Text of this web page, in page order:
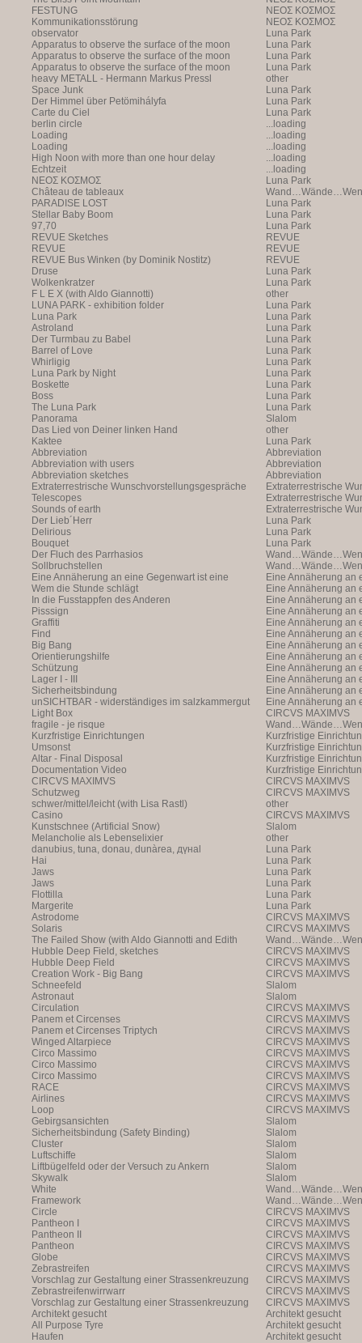
FESTUNG
NEOΣ KOΣMOΣ
Kommunikationsstörung
NEOΣ KOΣMOΣ
observator
Luna Park
Apparatus to observe the surface of the moon
Luna Park
Apparatus to observe the surface of the moon
Luna Park
Apparatus to observe the surface of the moon
Luna Park
heavy METALL - Hermann Markus Pressl
other
Space Junk
Luna Park
Der Himmel über Petömihályfa
Luna Park
Carte du Ciel
Luna Park
berlin circle
...loading
Loading
...loading
Loading
...loading
High Noon with more than one hour delay
...loading
Echtzeit
...loading
NEOΣ KOΣMOΣ
Luna Park
Château de tableaux
PARADISE LOST
Luna Park
Stellar Baby Boom
Luna Park
97,70
Luna Park
REVUE Sketches
REVUE
REVUE
REVUE
REVUE Bus Winken (by Dominik Nostitz)
REVUE
Druse
Luna Park
Wolkenkratzer
Luna Park
F L E X (with Aldo Giannotti)
other
LUNA PARK - exhibition folder
Luna Park
Luna Park
Luna Park
Astroland
Luna Park
Der Turmbau zu Babel
Luna Park
Barrel of Love
Luna Park
Whirligig
Luna Park
Luna Park by Night
Luna Park
Boskette
Luna Park
Boss
Luna Park
The Luna Park
Luna Park
Panorama
Slalom
Das Lied von Deiner linken Hand
other
Kaktee
Luna Park
Abbreviation
Abbreviation
Abbreviation with users
Abbreviation
Abbreviation sketches
Abbreviation
Extraterrestrische Wunschvorstellungsgespräche
Extraterrestrische
(with Markus Hofer)
Telescopes
Extraterrestrische
(with Markus Hofer)
Sounds of earth
Extraterrestrische
(with Markus Hofer)
Der Lieb´Herr
Luna Park
Delirious
Luna Park
Bouquet
Luna Park
Der Fluch des Parrhasios
Sollbruchstellen
Eine Annäherung an eine Gegenwart ist eine
Annäherung an eine Ann
Eine Annäherung an
Annäherung an eine
Vergangenheit ist
Wem die Stunde schlägt
Eine Annäherung an
Annäherung an eine
Vergangenheit ist
In die Fusstappfen des Anderen
Eine Annäherung an
Annäherung
Pisssign
Eine Annäherung an
Annäherung an eine
Vergangenheit ist
Graffiti
Eine Annäherung an
Annäherung an eine
Vergangenheit ist
Find
Eine Annäherung an
Annäherung an eine
Vergangenheit ist
Big Bang
Eine Annäherung an
Annäherung an eine
Vergangenheit ist
Orientierungshilfe
Eine Annäherung an
Annäherung an eine
Vergangenheit ist
Schützung
Eine Annäherung an
Annäherung an eine
Vergangenheit ist
Lager I - III
Eine Annäherung an
Annäherung an eine
Vergangenheit ist
Sicherheitsbindung
Eine Annäherung an
Annäherung an eine
Vergangenheit ist
unSICHTBAR - widerständiges im salzkammergut
Eine Annäherung an
Annäherung
Light Box
CIRCVS MAXIMVS
fragile - je risque
Kurzfristige Einrichtungen
Kurzfristige
Umsonst
Kurzfristige
Altar - Final Disposal
Kurzfristige
Documentation Video
Kurzfristige
CIRCVS MAXIMVS
CIRCVS MAXIMVS
Schutzweg
CIRCVS MAXIMVS
schwer/mittel/leicht (with Lisa Rastl)
other
Casino
CIRCVS MAXIMVS
Kunstschnee (Artificial Snow)
Slalom
Melancholie als Lebenselixier
other
danubius, tuna, donau, dunàrea, дүнаl
Luna Park
Hai
Luna Park
Jaws
Luna Park
Jaws
Luna Park
Flottilla
Luna Park
Margerite
Luna Park
Astrodome
CIRCVS MAXIMVS
Solaris
CIRCVS MAXIMVS
The Failed Show (with Aldo Giannotti and Edith
Payer)
Hubble Deep Field, sketches
CIRCVS MAXIMVS
Hubble Deep Field
CIRCVS MAXIMVS
Creation Work - Big Bang
CIRCVS MAXIMVS
Schneefeld
Slalom
Astronaut
Slalom
Circulation
CIRCVS MAXIMVS
Panem et Circenses
CIRCVS MAXIMVS
Panem et Circenses Triptych
CIRCVS MAXIMVS
Winged Altarpiece
CIRCVS MAXIMVS
Circo Massimo
CIRCVS MAXIMVS
Circo Massimo
CIRCVS MAXIMVS
Circo Massimo
CIRCVS MAXIMVS
RACE
CIRCVS MAXIMVS
Airlines
CIRCVS MAXIMVS
Loop
CIRCVS MAXIMVS
Gebirgsansichten
Slalom
Sicherheitsbindung (Safety Binding)
Slalom
Cluster
Slalom
Luftschiffe
Slalom
Liftbügelfeld oder der Versuch zu Ankern
Slalom
Skywalk
Slalom
White
Framework
Circle
CIRCVS MAXIMVS
Pantheon I
CIRCVS MAXIMVS
Pantheon II
CIRCVS MAXIMVS
Pantheon
CIRCVS MAXIMVS
Globe
CIRCVS MAXIMVS
Zebrastreifen
CIRCVS MAXIMVS
Vorschlag zur Gestaltung einer Strassenkreuzung
CIRCVS MAXIMVS
Zebrastreifenwirrwarr
CIRCVS MAXIMVS
Vorschlag zur Gestaltung einer Strassenkreuzung
CIRCVS MAXIMVS
Architekt gesucht
Architekt gesucht
All Purpose Tyre
Architekt gesucht
Haufen
Architekt gesucht